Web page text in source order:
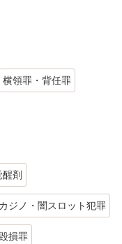
横領罪・背任罪
剤
ジノ・闇スロット犯罪
損罪